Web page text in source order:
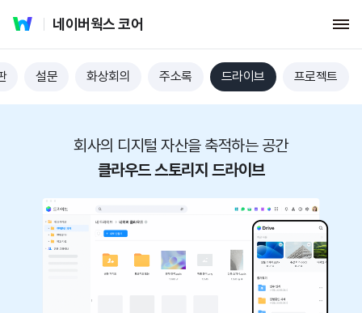
네이버웍스 코어
설문 화상회의 주소록 드라이브 프로젝트
회사의 디지털 자산을 축적하는 공간
클라우드 스토리지 드라이브